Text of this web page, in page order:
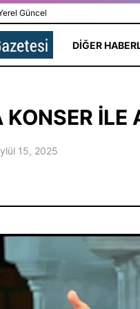
Güncel
DIĞER
KONSER
15, 2025
Dünya Yıldızı